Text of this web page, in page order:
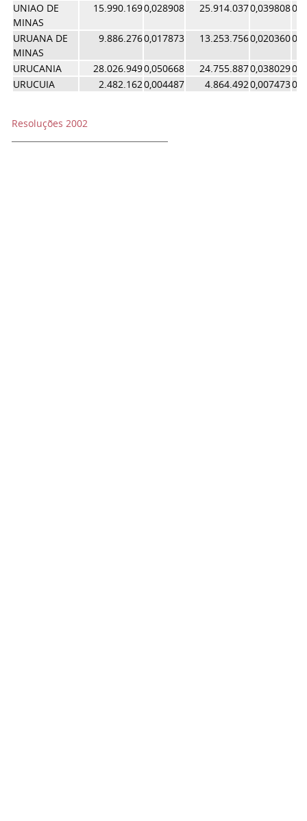
UNIAO DE
MINAS
15.990.1690,028908 25.914.0370,039808
URUANA DE
MINAS
9.886.2760,017873 13.253.7560,020360
URUCANIA 28.026.9490,050668 24.755.8870,038029
URUCUIA
2.482.1620,004487 4.864.4920,007473
Resoluções 2002